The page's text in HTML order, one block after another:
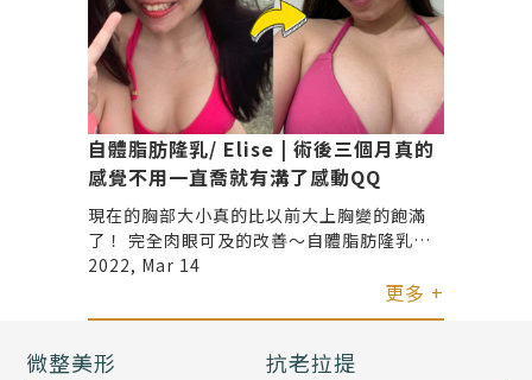
自體脂肪隆乳/ Elise | 術後三個月真的
感覺不用一直喬就有溝了感動QQ
現在的胸部大小真的比以前大上胸變的飽滿
了！ 完全肉眼可及的改善～自體脂肪隆乳也
不覺得有什麼隆乳的異物感 最擔心的大腿抽
脂凹凸不平也沒發生了，感謝醫生的好技巧
2022, Mar 14
更多 +
微整美形 抗老拉提